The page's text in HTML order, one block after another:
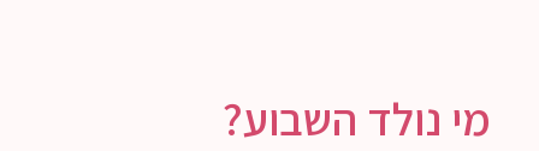
מי נולד השבוע?